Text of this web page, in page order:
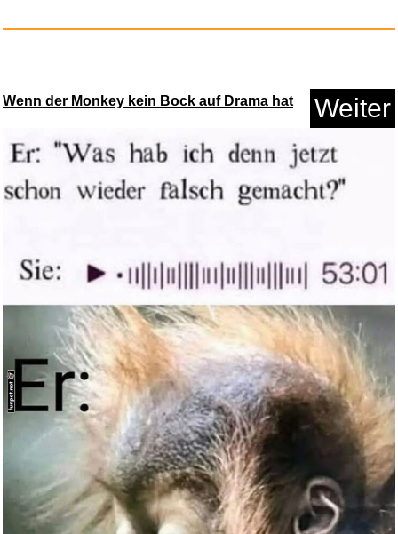
Anzeige
Karmic Episode...
Anzeige
Wenn der Monkey kein Bock auf Drama hat Weiter